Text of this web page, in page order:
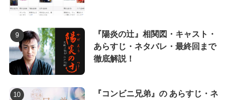
『陽炎の辻』相関図・キャスト・
あらすじ・ネタバレ・最終回まで
徹底解説！
『コンビニ兄弟』の あらすじ・ネ